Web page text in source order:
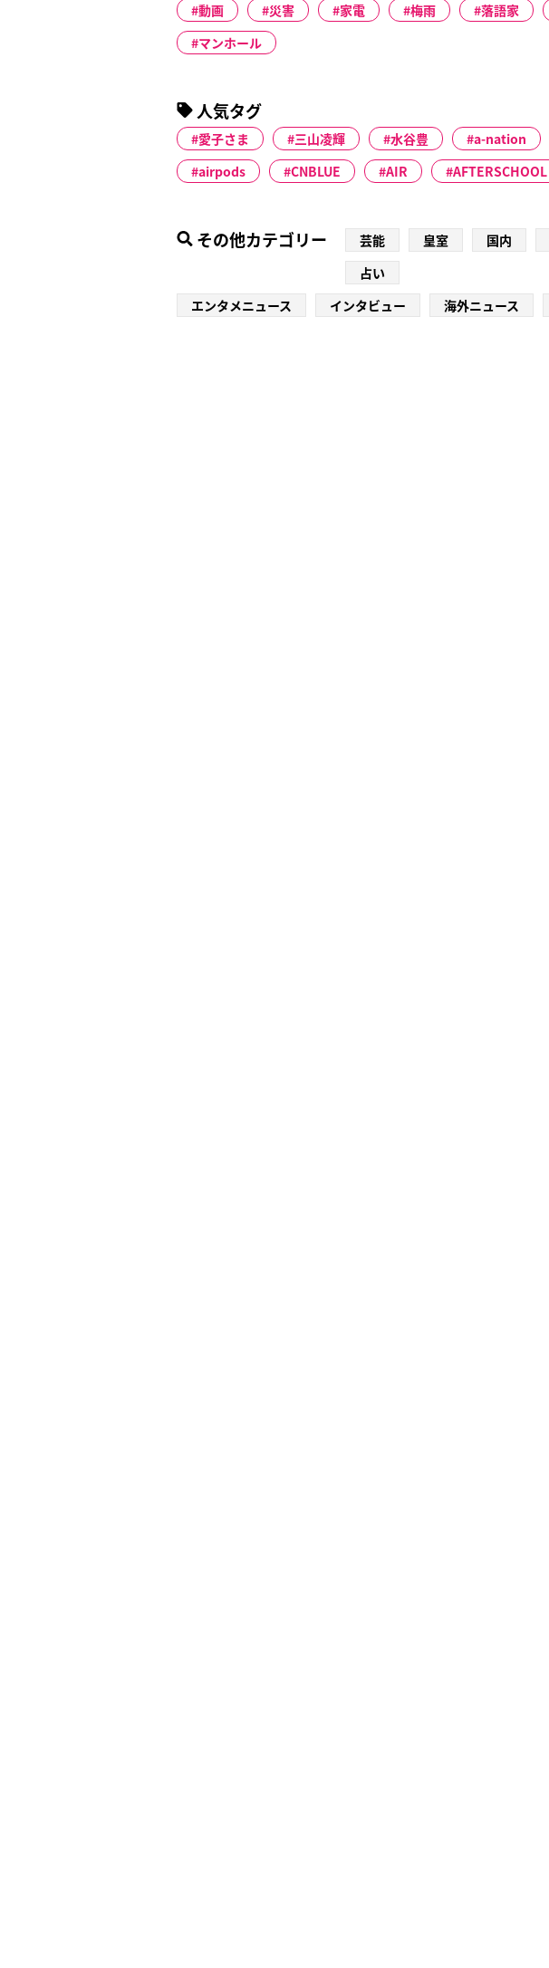
動画 災害 家電 梅雨 落語家
マンホール
人気タグ
愛子さま 三山凌輝 水谷豊 a-nation
airpods
CNBLUE AIR AFTERSCHOOL
その他カテゴリー 芸能 皇室 国内
占い
エンタメニュース
インタビュー 海外ニュース